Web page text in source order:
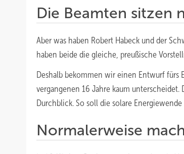
Die Beamten sitzen
Aber was haben Robert Habeck und der
haben beide die gleiche, preußische
Deshalb bekommen wir einen Entwurf fürs
vergangenen 16 Jahre kaum
Durchblick. So soll die solare
Normalerweise